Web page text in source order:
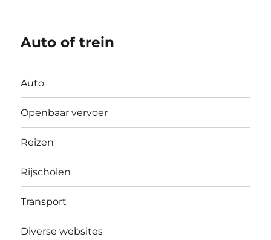
Auto of trein
Auto
Openbaar vervoer
Reizen
Rijscholen
Transport
Diverse websites